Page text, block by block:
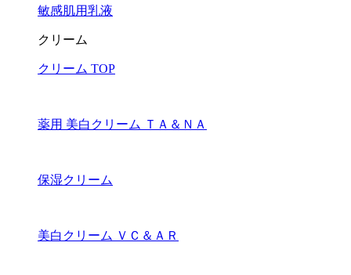
敏感肌用乳液
クリーム
クリーム TOP
薬用 美白クリーム ＴＡ＆ＮＡ
保湿クリーム
美白クリーム ＶＣ＆ＡＲ